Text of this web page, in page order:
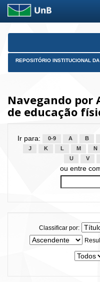
Skip
REPOSITÓRIO INSTITUCIONAL
Navegando por
de educação
Ir para: 0-9 A B
J
K L M N
U
V
ou entre
Classificar por: